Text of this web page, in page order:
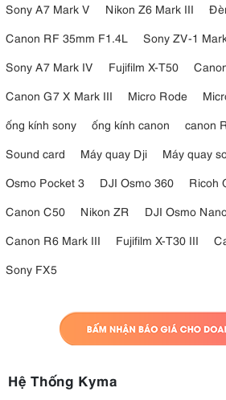
Sony A7 Mark V
Nikon Z6 Mark III
Canon RF 35mm F1.4L
Sony ZV-1
Sony A7 Mark IV
Fujifilm X-T50
Canon G7 X Mark III
Micro Rode
ống kính sony
ống kính canon
canon
Sound card
Máy quay Dji Máy quay
Osmo Pocket 3
DJI Osmo 360 Ricoh
Canon C50
Nikon ZR DJI Osmo
Canon R6 Mark III
Fujifilm X-T30 III
Sony FX5
Hệ Thống Kyma